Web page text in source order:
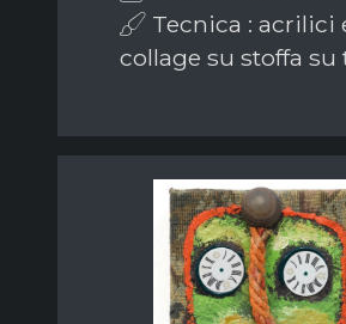
Tecnica : acrilici
collage su stoffa su